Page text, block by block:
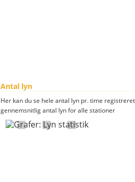
Antal lyn
Her kan du se hele antal lyn pr. time
gennemsnitlig antal lyn for alle stationer